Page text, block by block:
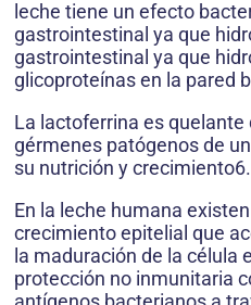
leche tiene un efecto
gastrointestinal ya que
gastrointestinal ya que
glicoproteínas en la pared
La lactoferrina es quelante
gérmenes patógenos de
su nutrición y crecimiento6.
En la leche humana
crecimiento epitelial que
la maduración de la célula
protección no inmunitaria